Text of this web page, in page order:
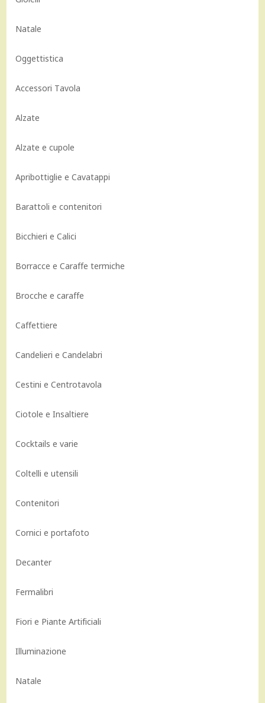
Natale
Oggettistica
Accessori Tavola
Alzate
Alzate e cupole
Apribottiglie e Cavatappi
Barattoli e contenitori
Bicchieri e Calici
Borracce e Caraffe termiche
Brocche e caraffe
Caffettiere
Candelieri e Candelabri
Cestini e Centrotavola
Ciotole e Insaltiere
Cocktails e varie
Coltelli e utensili
Contenitori
Cornici e portafoto
Decanter
Fermalibri
Fiori e Piante Artificiali
Illuminazione
Natale